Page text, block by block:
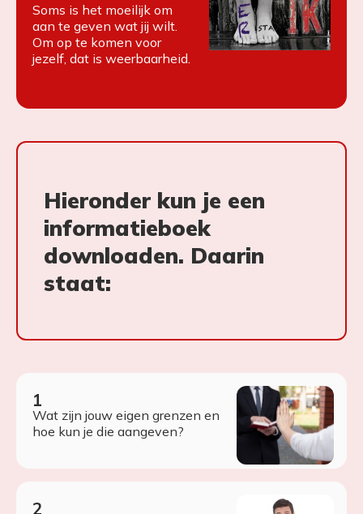
Soms is het moeilijk om
aan te geven wat jij wilt.
Om op te komen voor
jezelf, dat is weerbaarheid.
Hieronder kun je een
informatieboek
downloaden. Daarin
staat:
Wat zijn jouw eigen grenzen en
hoe kun je die aangeven?